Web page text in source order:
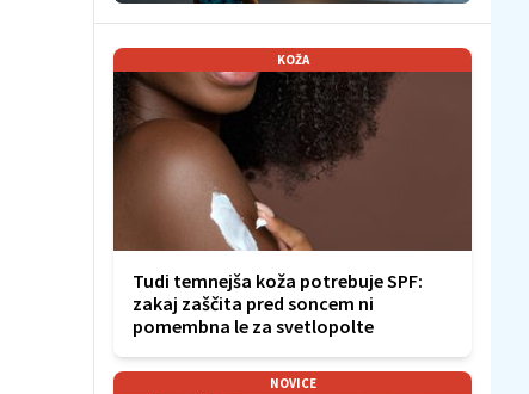
KOŽA
Tudi temnejša koža potrebuje SPF:
zakaj zaščita pred soncem ni
pomembna le za svetlopolte
NOVICE